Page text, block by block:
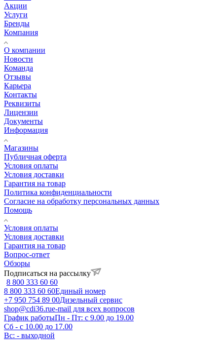
Акции
Услуги
Бренды
Компания
О компании
Новости
Команда
Отзывы
Карьера
Контакты
Реквизиты
Лицензии
Документы
Информация
Магазины
Публичная оферта
Условия оплаты
Условия доставки
Гарантия на товар
Политика конфиденциальности
Согласие на обработку персональных данных
Помощь
Условия оплаты
Условия доставки
Гарантия на товар
Вопрос-ответ
Обзоры
Подписаться на рассылку
8 800 333 60 60
8 800 333 60 60Единый номер
+7 950 754 89 00Дизельный сервис
shop@cdi36.rue-mail для всех вопросов
График работыПн - Пт: с 9.00 до 19.00
Сб - с 10.00 до 17.00
Вс: - выходной